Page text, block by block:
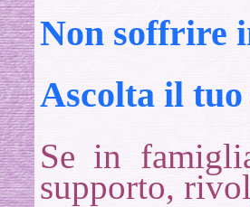
Non soffrire
Ascolta il tuo
Se in
supporto,